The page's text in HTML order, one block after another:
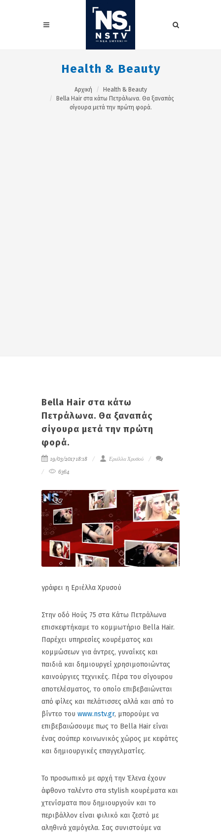
Health & Beauty
Αρχική
Health & Beauty
Bella Hair στα κάτω Πετράλωνα. Θα ξαναπάς
σίγουρα μετά την πρώτη φορά.
Bella Hair στα κάτω
Πετράλωνα. Θα ξαναπάς
σίγουρα μετά την πρώτη
φορά.
19/03/2017 18:18
Εριέλλα Χρυσού
6364
γράφει η Εριέλλα Χρυσού
Στην οδό Ηούς 75 στα Κάτω Πετράλωνα
επισκεφτήκαμε το κομμωτήριο Bella Hair.
Παρέχει υπηρεσίες κουρέματος και
κομμώσεων για άντρες, γυναίκες και
παιδιά και δημιουργεί χρησιμοποιώντας
καινούργιες τεχνικές. Πέρα του σίγουρου
αποτελέσματος, το οποίο επιβεβαιώνεται
από φίλες και πελάτισσες αλλά και από το
βίντεο του www.nstv.gr, μπορούμε να
επιβεβαιώσουμε πως το Bella Hair είναι
ένας σούπερ κοινωνικός χώρος με κεφάτες
και δημιουργικές επαγγελματίες.
Το προσωπικό με αρχή την Έλενα έχουν
άφθονο ταλέντο στα stylish κουρέματα και
χτενίσματα που δημιουργούν και το
περιβάλλον είναι φιλικό και ζεστό με
αληθινά χαμόγελα. Σας συνιστούμε να